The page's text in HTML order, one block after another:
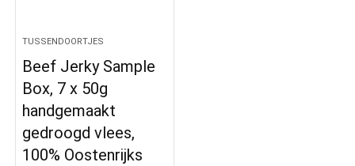
TUSSENDOORTJES
Beef Jerky Sample
Box, 7 x 50g
handgemaakt
gedroogd vlees,
100% Oostenrijks